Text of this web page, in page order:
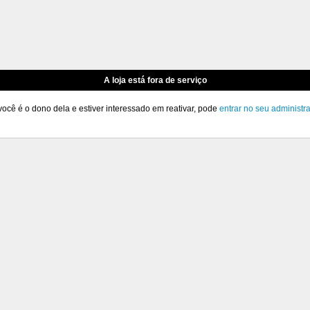
A loja está fora de serviço
é o dono dela e estiver interessado em reativar, pode entrar no seu